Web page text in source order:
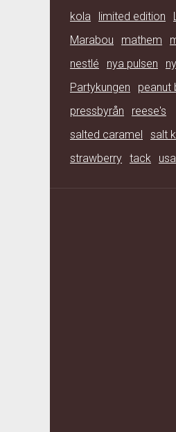
kola
limited edition
Marabou
mathem
nestlé
nya pulsen
Partykungen
peanut
pressbyrån
reese's
salted caramel
salt
strawberry tack